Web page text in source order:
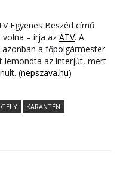
Egyenes Beszéd című
– írja az ATV. A
a főpolgármester
lemondta az interjút, mert
(nepszava.hu)
KARANTÉN